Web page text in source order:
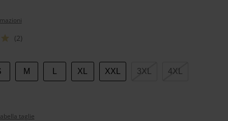
(2)
M XL XXL 3XL 4XL
taglie